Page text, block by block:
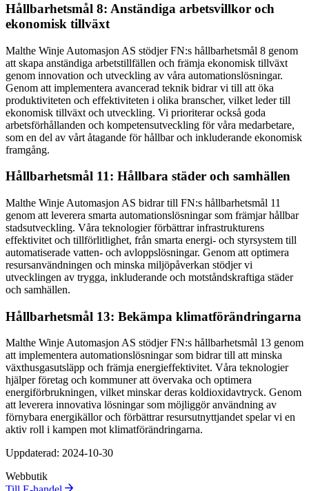
Hållbarhetsmål 8: Anständiga arbetsvillkor och
ekonomisk tillväxt
Malthe Winje Automasjon AS stödjer FN:s hållbarhetsmål 8 genom
att skapa anständiga arbetstillfällen och främja ekonomisk tillväxt
genom innovation och utveckling av våra automationslösningar.
Genom att implementera avancerad teknik bidrar vi till att öka
produktiviteten och effektiviteten i olika branscher, vilket leder till
ekonomisk tillväxt och utveckling. Vi prioriterar också goda
arbetsförhållanden och kompetensutveckling för våra medarbetare,
som en del av vårt åtagande för hållbar och inkluderande ekonomisk
framgång.
Hållbarhetsmål 11: Hållbara städer och samhällen
Malthe Winje Automasjon AS bidrar till FN:s hållbarhetsmål 11
genom att leverera smarta automationslösningar som främjar hållbar
stadsutveckling. Våra teknologier förbättrar infrastrukturens
effektivitet och tillförlitlighet, från smarta energi- och styrsystem till
automatiserade vatten- och avloppslösningar. Genom att optimera
resursanvändningen och minska miljöpåverkan stödjer vi
utvecklingen av trygga, inkluderande och motståndskraftiga städer
och samhällen.
Hållbarhetsmål 13: Bekämpa klimatförändringarna
Malthe Winje Automasjon AS stödjer FN:s hållbarhetsmål 13 genom
att implementera automationslösningar som bidrar till att minska
växthusgasutsläpp och främja energieffektivitet. Våra teknologier
hjälper företag och kommuner att övervaka och optimera
energiförbrukningen, vilket minskar deras koldioxidavtryck. Genom
att leverera innovativa lösningar som möjliggör användning av
förnybara energikällor och förbättrar resursutnyttjandet spelar vi en
aktiv roll i kampen mot klimatförändringarna.
Uppdaterad: 2024-10-30
Webbutik